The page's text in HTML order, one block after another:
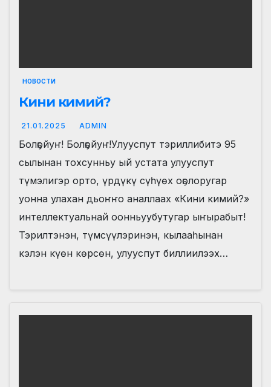
НОВОСТИ
Кини кимий?
21.01.2025 ADMIN
Болҕойуҥ! Болҕойуҥ!Улууспут тэриллибитэ 95
сылынан тохсунньу ый устата улууспут
түмэлигэр орто, үрдүкү сүһүөх оҕолоругар
уонна улахан дьоҥҥо аналлаах «Кини кимий?»
интеллектуальнай оонньуубутугар ыҥырабыт!
Тэрилтэнэн, түмсүүлэринэн, кылааһынан
кэлэн күөн көрсөн, улууспут биллиилээх…